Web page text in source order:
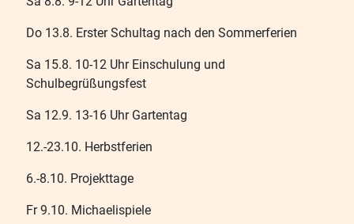
Do 13.8. Erster Schultag nach den Sommerferien
Sa 15.8. 10-12 Uhr Einschulung und
Schulbegrüßungsfest
Sa 12.9. 13-16 Uhr Gartentag
12.-23.10. Herbstferien
6.-8.10. Projekttage
Fr 9.10. Michaelispiele